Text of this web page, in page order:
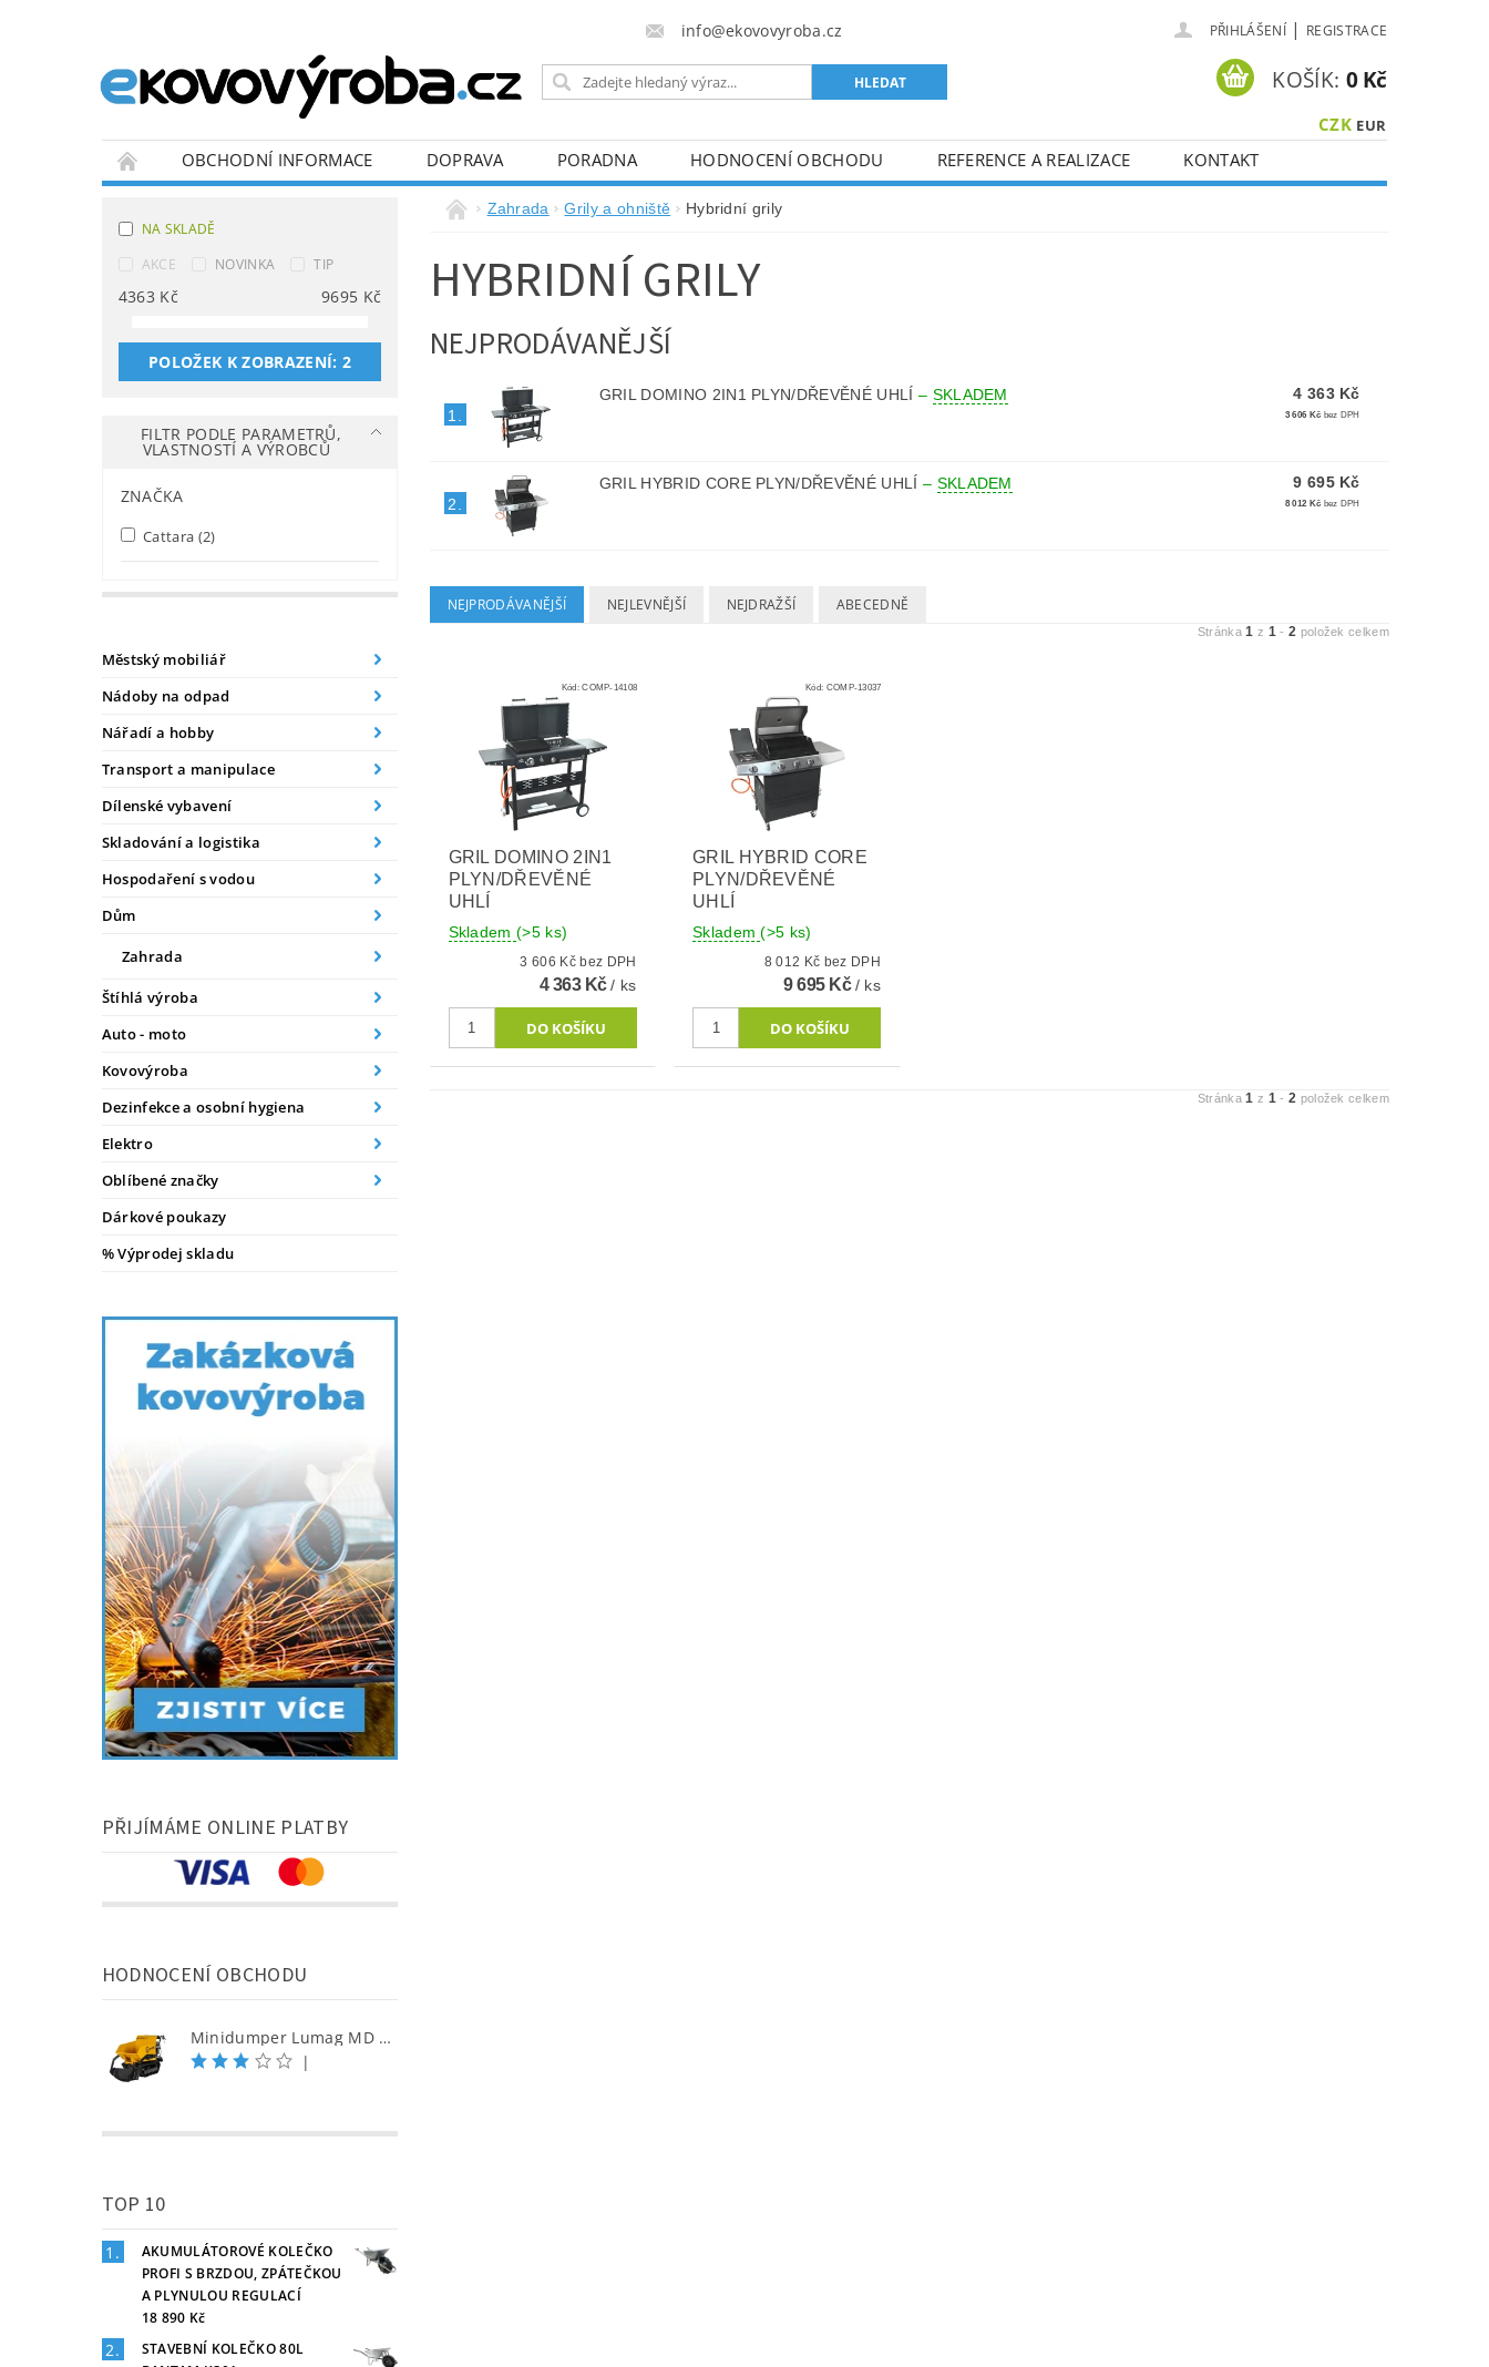
info@ekovovyroba.cz PŘIHLÁŠENÍ | REGISTRACE
CZK EUR
KOŠÍK: 0 Kč
OBCHODNÍ INFORMACE DOPRAVA PORADNA HODNOCENÍ OBCHODU REFERENCE A REALIZACE
KONTAKT
NA SKLADĚ
AKCE
NOVINKA TIP
4363 Kč 9695 Kč
POLOŽEK K ZOBRAZENÍ: 2
FILTR PODLE PARAMETRŮ,
VLASTNOSTÍ A VÝROBCŮ
ZNAČKA
Cattara (2)
Městský mobiliář
Nádoby na odpad
Nářadí a hobby
Transport a manipulace
Dílenské vybavení
Skladování a logistika
Hospodaření s vodou
Dům
Zahrada
Štíhlá výroba
Auto - moto
Kovovýroba
Dezinfekce a osobní hygiena
Elektro
Oblíbené značky
Dárkové poukazy
% Výprodej skladu
PŘIJÍMÁME ONLINE PLATBY
HODNOCENÍ OBCHODU
Minidumper Lumag MD 500H-PRO S samonakládací minidumper
|
TOP 10
AKUMULÁTOROVÉ KOLEČKO
PROFI S BRZDOU, ZPÁTEČKOU
A PLYNULOU REGULACÍ
18 890 Kč
STAVEBNÍ KOLEČKO 80L
Zahrada Grily a ohniště Hybridní grily
HYBRIDNÍ GRILY
NEJPRODÁVANĚJŠÍ
1.
GRIL DOMINO 2IN1 PLYN/DŘEVĚNÉ UHLÍ – SKLADEM 4 363 Kč
3 606 Kč bez DPH
2.
GRIL HYBRID CORE PLYN/DŘEVĚNÉ UHLÍ – SKLADEM 9 695 Kč
8 012 Kč bez DPH
NEJPRODÁVANĚJŠÍ NEJLEVNĚJŠÍ NEJDRAŽŠÍ ABECEDNĚ
Stránka1 z 1 - 2 položek celkem
Kód:COMP-14108
GRIL DOMINO 2IN1
PLYN/DŘEVĚNÉ
UHLÍ
Skladem(>5 ks)
3 606 Kč bez DPH
4 363 Kč/ ks
Kód: COMP-13037
GRIL HYBRID CORE
PLYN/DŘEVĚNÉ
UHLÍ
Skladem(>5 ks)
8 012 Kč bez DPH
9 695 Kč/ ks
Stránka1 z 1 - 2 položek celkem